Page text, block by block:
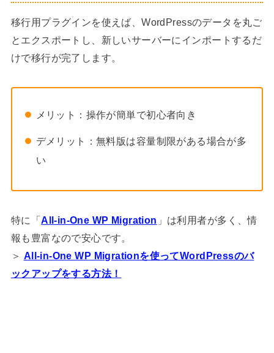
移行用プラグインを使えば、WordPressのデータを丸ご
とエクスポートし、新しいサーバーにインポートするだ
けで移行が完了します。
メリット：操作が簡単で初心者向き
デメリット：無料版は容量制限がある場合が多
い
特に「All-in-One WP Migration 」は利用者が多く、情
報も豊富なので安心です。
＞ All-in-One WP Migrationを使ってWordPressのバ
ックアップをする方法！